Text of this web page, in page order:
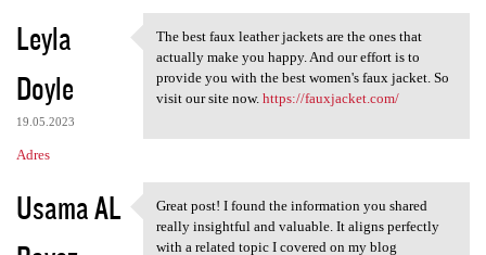
Leyla
Doyle
19.05.2023
Adres
The best faux leather jackets
The best faux leather jackets are the ones that
actually make you happy. And our effort is to
provide you with the best women's faux jacket. So
visit our site now. https://fauxjacket.com/
Usama AL
Great post! I found the
Great post! I found the information you shared
really insightful and valuable. It aligns perfectly
with a related topic I covered on my blog